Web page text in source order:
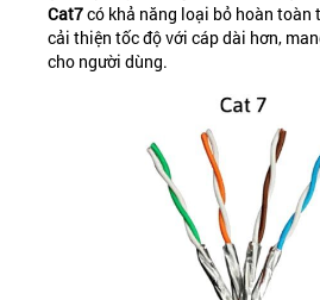
Cat7có khả năng loại bỏ hoàn
cải thiện tốc độ với cáp dài hơn,
cho người dùng.